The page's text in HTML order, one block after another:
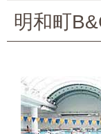
明和町